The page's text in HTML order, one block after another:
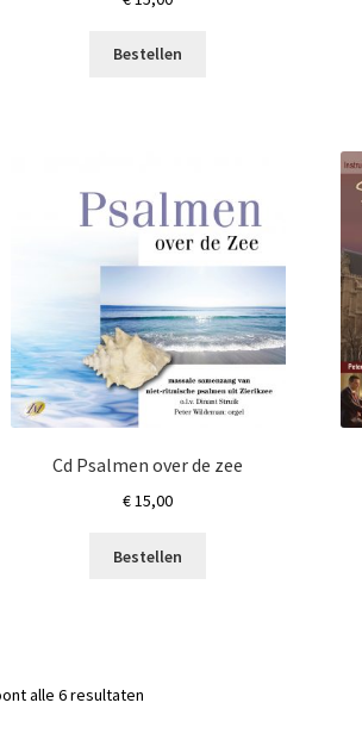
Bestellen
Cd Psalmen over de zee
€15,00
Bestellen
alle 6 resultaten